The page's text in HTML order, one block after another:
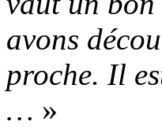
avons
proche. Il
… »